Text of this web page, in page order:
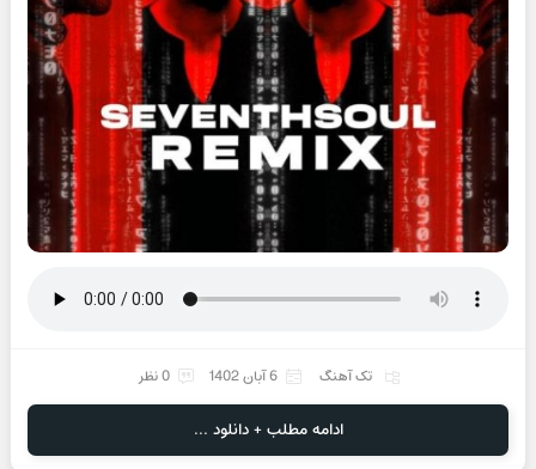
تک آهنگ 6 آبان 1402 0 نظر
ادامه مطلب + دانلود ...